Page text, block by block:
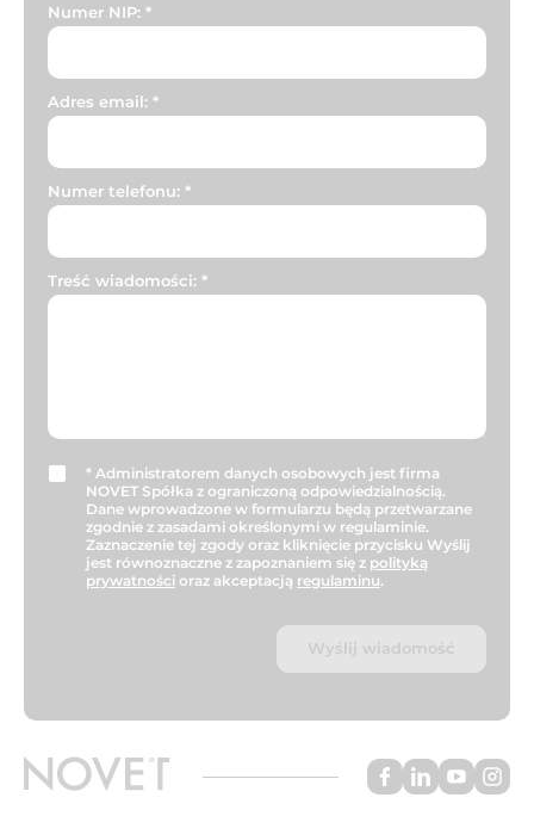
Numer NIP: *
Adres email: *
Numer telefonu: *
Treść wiadomości: *
* Administratorem danych osobowych jest firma
NOVET Spółka z ograniczoną odpowiedzialnością.
Dane wprowadzone w formularzu będą przetwarzane
zgodnie z zasadami określonymi w regulaminie.
Zaznaczenie tej zgody oraz kliknięcie przycisku Wyślij
jest równoznaczne z zapoznaniem się z polityką
prywatności oraz akceptacją regulaminu.